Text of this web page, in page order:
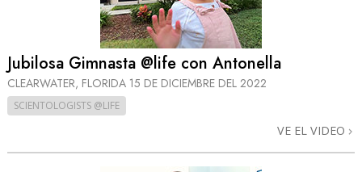
Jubilosa Gimnasta @life con Antonella
CLEARWATER, FLORIDA 15 DE DICIEMBRE DEL 2022
SCIENTOLOGISTS @LIFE
VE EL VIDEO